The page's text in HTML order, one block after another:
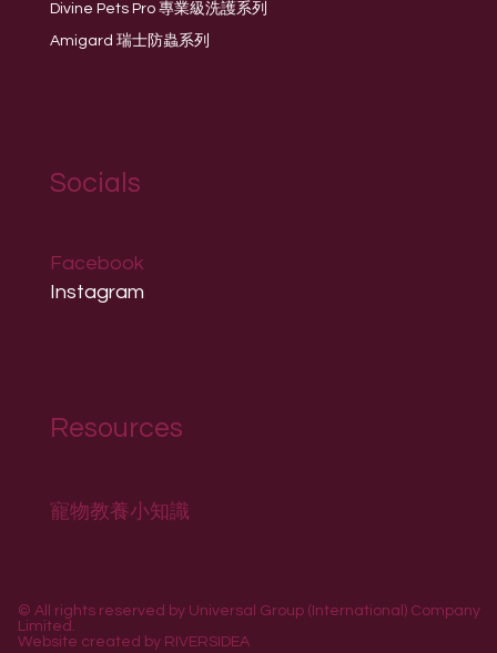
Divine Pets Pro 專業級洗護系列
Amigard 瑞士防蟲系列
Socials
Facebook
Instagram
© All rights reserved by Universal Group (International) Company
Limited.
Website created by RIVERSIDEA
Resources
寵物教養小知識